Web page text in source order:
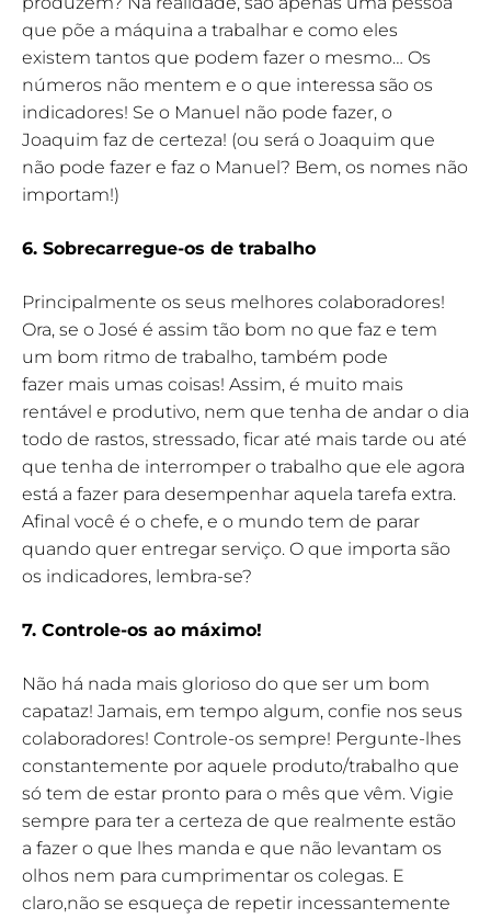
que põe a máquina a trabalhar e como eles
existem tantos que podem fazer o mesmo… Os
números não mentem e o que interessa são os
indicadores! Se o Manuel não pode fazer, o
Joaquim faz de certeza! (ou será o Joaquim que
não pode fazer e faz o Manuel? Bem, os nomes não
importam!)
6. Sobrecarregue-os de trabalho
Principalmente os seus melhores colaboradores!
Ora, se o José é assim tão bom no que faz e tem
um bom ritmo de trabalho, também pode
fazer mais umas coisas! Assim, é muito mais
rentável e produtivo, nem que tenha de andar o dia
todo de rastos, stressado, ficar até mais tarde ou até
que tenha de interromper o trabalho que ele agora
está a fazer para desempenhar aquela tarefa extra.
Afinal você é o chefe, e o mundo tem de parar
quando quer entregar serviço. O que importa são
os indicadores, lembra-se?
7. Controle-os ao máximo!
Não há nada mais glorioso do que ser um bom
capataz! Jamais, em tempo algum, confie nos seus
colaboradores! Controle-os sempre! Pergunte-lhes
constantemente por aquele produto/trabalho que
só tem de estar pronto para o mês que vêm. Vigie
sempre para ter a certeza de que realmente estão
a fazer o que lhes manda e que não levantam os
olhos nem para cumprimentar os colegas. E
claro,não se esqueça de repetir incessantemente